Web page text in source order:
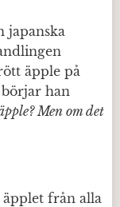
japanska
äpple på
han
Men om det
från alla